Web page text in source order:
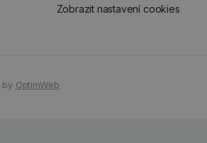
Zobrazit nastavení cookies
by OptimWeb